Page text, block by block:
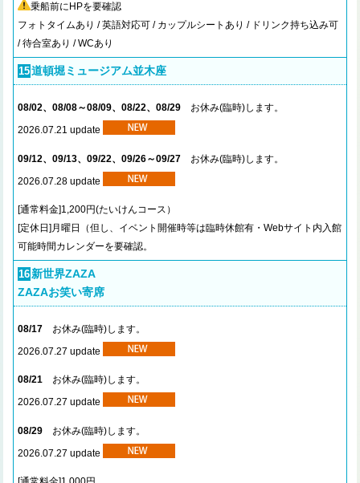
乗船前にHPを要確認
フォトタイムあり / 英語対応可 / カップルシートあり / ドリンク持ち込み可
/ 待合室あり / WCあり
15道頓堀ミュージアム並木座
08/02、08/08～08/09、08/22、08/29お休み(臨時)します。
2026.07.21 update
09/12、09/13、09/22、09/26～09/27お休み(臨時)します。
2026.07.28 update
[通常料金]1,200円(たいけんコース）
[定休日]月曜日（但し、イベント開催時等は臨時休館有・Webサイト内入館
可能時間カレンダーを要確認。
16 新世界ZAZA
ZAZAお笑い寄席
08/17お休み(臨時)します。
2026.07.27 update
08/21お休み(臨時)します。
2026.07.27 update
08/29お休み(臨時)します。
2026.07.27 update